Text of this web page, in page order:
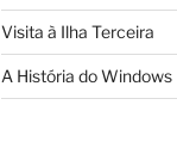
Visita à Ilha Terceira
A História do Windows